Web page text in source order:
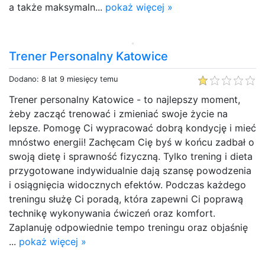
a także maksymaln... pokaż więcej »
Trener Personalny Katowice
Dodano: 8 lat 9 miesięcy temu
Trener personalny Katowice - to najlepszy moment,
żeby zacząć trenować i zmieniać swoje życie na
lepsze. Pomogę Ci wypracować dobrą kondycję i mieć
mnóstwo energii! Zachęcam Cię byś w końcu zadbał o
swoją dietę i sprawność fizyczną. Tylko trening i dieta
przygotowane indywidualnie dają szansę powodzenia
i osiągnięcia widocznych efektów. Podczas każdego
treningu służę Ci poradą, która zapewni Ci poprawą
technikę wykonywania ćwiczeń oraz komfort.
Zaplanuję odpowiednie tempo treningu oraz objaśnię
... pokaż więcej »